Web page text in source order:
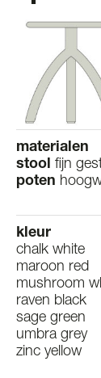
materialen
stool fijn
poten
kleur
chalk white
maroon red
mushroom
raven black
sage green
umbra grey
zinc yellow